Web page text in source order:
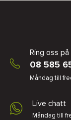
Ring oss
08 585
Måndag till
Live chatt
Måndag till